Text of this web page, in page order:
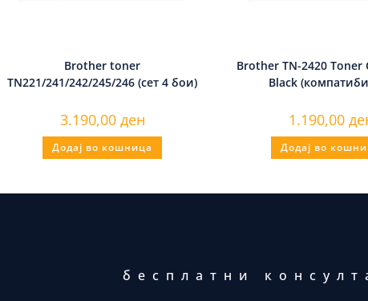
Brother toner
TN221/241/242/245/246 (сет 4 бои)
3.190,00 ден
Додај во кошница
Brother TN-2420 Toner
Black
1.190,00
Додај во
бесплатни